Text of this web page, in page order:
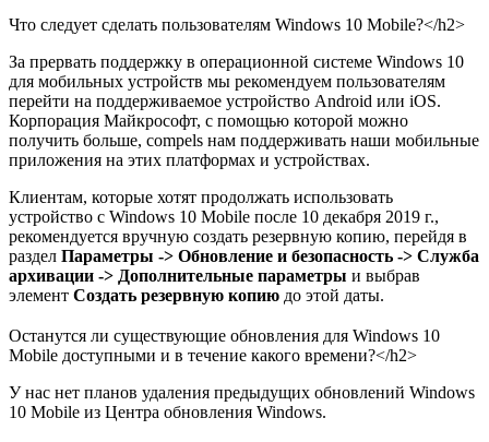
Что следует сделать пользователям Windows 10 Mobile?</h2>
За прервать поддержку в операционной системе Windows 10
для мобильных устройств мы рекомендуем пользователям
перейти на поддерживаемое устройство Android или iOS.
Корпорация Майкрософт, с помощью которой можно
получить больше, compels нам поддерживать наши мобильные
приложения на этих платформах и устройствах.
Клиентам, которые хотят продолжать использовать
устройство с Windows 10 Mobile после 10 декабря 2019 г.,
рекомендуется вручную создать резервную копию, перейдя в
раздел Параметры -> Обновление и безопасность -> Служба
архивации -> Дополнительные параметры и выбрав
элемент Создать резервную копию до этой даты.
Останутся ли существующие обновления для Windows 10
Mobile доступными и в течение какого времени?</h2>
У нас нет планов удаления предыдущих обновлений Windows
10 Mobile из Центра обновления Windows.